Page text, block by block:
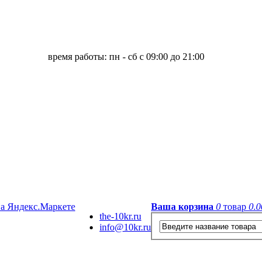
время работы: пн - сб с 09:00 до 21:00
the-10kr.ru
info@10kr.ru
Ваша корзина 0 товар